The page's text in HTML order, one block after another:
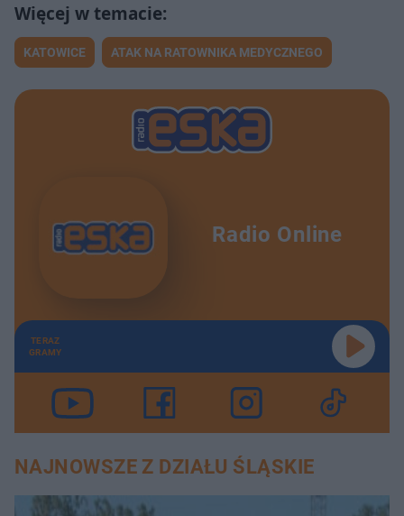
KATOWICE ATAK NA RATOWNIKA MEDYCZNEGO
Radio Online
TERAZ
GRAMY
NAJNOWSZE Z DZIAŁU ŚLĄSKIE